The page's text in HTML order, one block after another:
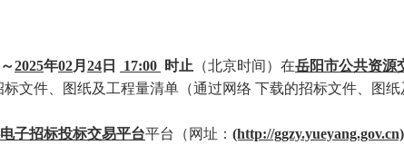
2025年02月 24 日 17:00 时止 （北京时间）在岳阳市公共资源
标文件、图纸及工程量清单（通过网络 下载的招标文件、图
子招标投标交易平台平台（网址： (http://ggzy.yueyang.gov.cn)